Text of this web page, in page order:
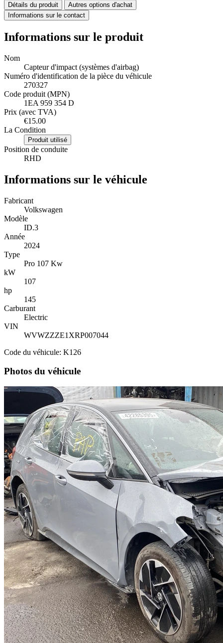
Détails du produit
Autres options d'achat
Informations sur le contact
Informations sur le produit
Nom
Capteur d'impact (systèmes d'airbag)
Numéro d'identification de la pièce du véhicule
270327
Code produit (MPN)
1EA 959 354 D
Prix (avec TVA)
€15.00
La Condition
Produit utilisé
Position de conduite
RHD
Informations sur le véhicule
Fabricant
Volkswagen
Modèle
ID.3
Année
2024
Type
Pro 107 Kw
kW
107
hp
145
Carburant
Electric
VIN
WVWZZZE1XRP007044
Code du véhicule: K126
Photos du véhicule